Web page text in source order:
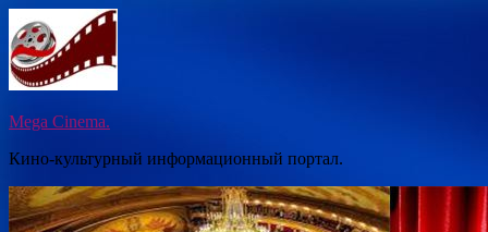
Перейти
к
содержимому
Mega Cinema.
Кино-культурный информационный портал.